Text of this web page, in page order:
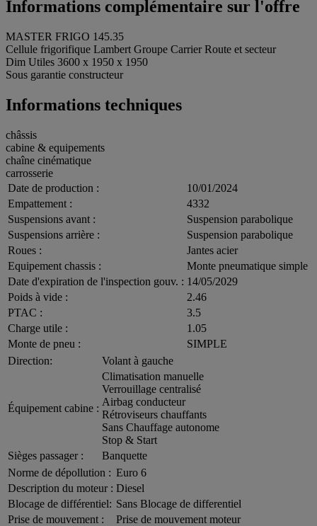
Informations complémentaire sur l'offre
MASTER FRIGO 145.35
Cellule frigorifique Lambert Groupe Carrier Route et secteur
Dim Utiles 3600 x 1950 x 1950
Sous garantie constructeur
Informations techniques
châssis
cabine & equipements
chaîne cinématique
carrosserie
Date de production :
10/01/2024
Empattement :
4332
Suspensions avant :
Suspension parabolique
Suspensions arrière :
Suspension parabolique
Roues :
Jantes acier
Equipement chassis :
Monte pneumatique simple
Date d'expiration de l'inspection gouv. : 14/05/2029
Poids à vide :
2.46
PTAC :
3.5
Charge utile :
1.05
Monte de pneu :
SIMPLE
Direction:
Volant à gauche
Équipement cabine :
Climatisation manuelle
Verrouillage centralisé
Airbag conducteur
Rétroviseurs chauffants
Sans Chauffage autonome
Stop & Start
Sièges passager :
Banquette
Norme de dépollution : Euro 6
Description du moteur : Diesel
Blocage de différentiel: Sans Blocage de differentiel
Prise de mouvement :
Prise de mouvement moteur